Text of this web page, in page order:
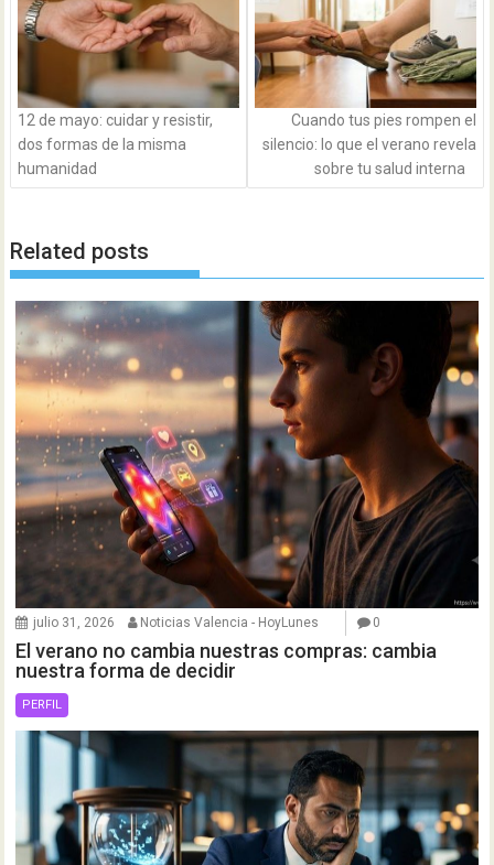
12 de mayo: cuidar y resistir,
dos formas de la misma
humanidad
Cuando tus pies rompen el
silencio: lo que el verano revela
sobre tu salud interna
Related posts
julio 31, 2026 Noticias Valencia - HoyLunes 0
El verano no cambia nuestras compras: cambia
nuestra forma de decidir
PERFIL